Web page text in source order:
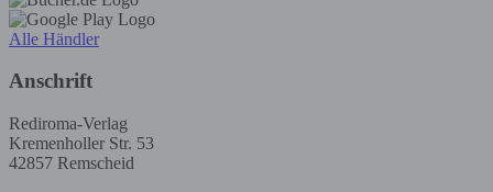
Alle Händler
Anschrift
Rediroma-Verlag
Kremenholler Str. 53
42857 Remscheid